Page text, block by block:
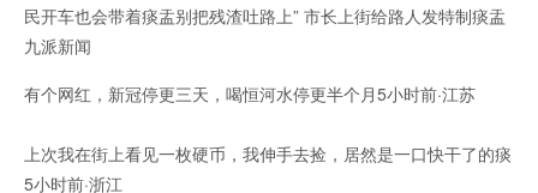
民开车也会带着痰盂别把残渣吐路上” 市长上街给路人发特制痰盂
九派新闻
有个网红，新冠停更三天，喝恒河水停更半个月5小时前·江苏
上次我在街上看见一枚硬币，我伸手去捡，居然是一口快干了的痰
5小时前·浙江